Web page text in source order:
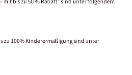
mit bis zu 50 % Rabatt" sind unter folgendem
zu 100% Kinderermäßigung sind unter